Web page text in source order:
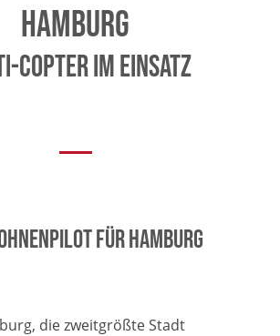
Hamburg
Copter im Einsatz
für Hamburg
die zweitgrößte Stadt